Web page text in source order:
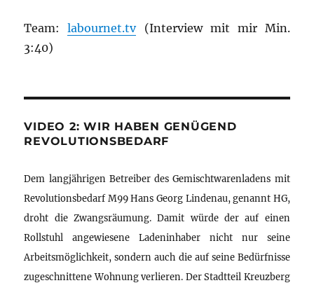
Team:labournet.tv(Interview mit mir Min.
3:40)
VIDEO 2: WIR HABEN GENÜGEND
REVOLUTIONSBEDARF
Dem langjährigen Betreiber des Gemischtwarenladens mit
Revolutionsbedarf M99 Hans Georg Lindenau, genannt HG,
droht die Zwangsräumung. Damit würde der auf einen
Rollstuhl angewiesene Ladeninhaber nicht nur seine
Arbeitsmöglichkeit, sondern auch die auf seine Bedürfnisse
zugeschnittene Wohnung verlieren. Der Stadtteil Kreuzberg